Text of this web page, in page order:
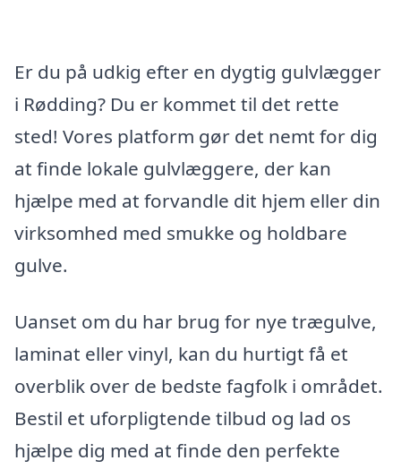
Er du på udkig efter en dygtig gulvlægger
i Rødding? Du er kommet til det rette
sted! Vores platform gør det nemt for dig
at finde lokale gulvlæggere, der kan
hjælpe med at forvandle dit hjem eller din
virksomhed med smukke og holdbare
gulve.
Uanset om du har brug for nye trægulve,
laminat eller vinyl, kan du hurtigt få et
overblik over de bedste fagfolk i området.
Bestil et uforpligtende tilbud og lad os
hjælpe dig med at finde den perfekte